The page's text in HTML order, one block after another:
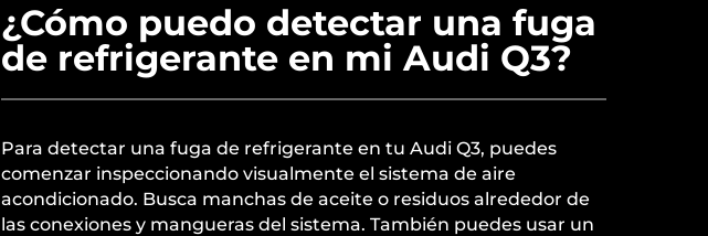
¿Cómo puedo detectar una fuga
de refrigerante en mi Audi Q3?
Para detectar una fuga de refrigerante en tu Audi Q3, puedes
comenzar inspeccionando visualmente el sistema de aire
acondicionado. Busca manchas de aceite o residuos alrededor de
las conexiones y mangueras del sistema. También puedes usar un